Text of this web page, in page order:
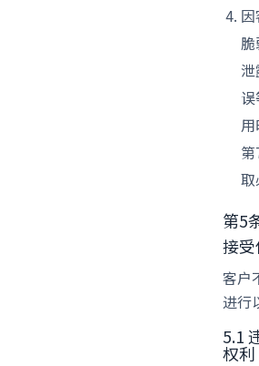
取
第5
接
客户
进行
5.1
权利